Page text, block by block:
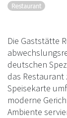
Restaurant
Die Gaststätte
deutschen
das
Speisekarte
moderne
Ambiente